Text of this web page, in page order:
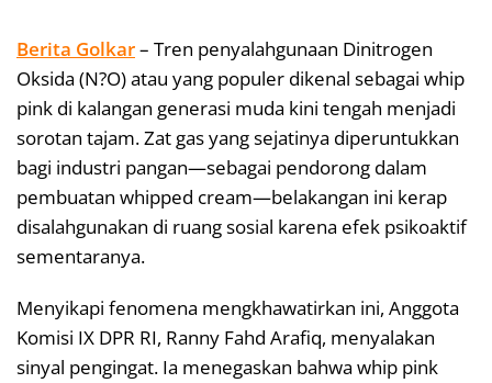
Berita Golkar– Tren penyalahgunaan Dinitrogen
Oksida (N?O) atau yang populer dikenal sebagai whip
pink di kalangan generasi muda kini tengah menjadi
sorotan tajam. Zat gas yang sejatinya diperuntukkan
bagi industri pangan—sebagai pendorong dalam
pembuatan whipped cream—belakangan ini kerap
disalahgunakan di ruang sosial karena efek psikoaktif
sementaranya.
Menyikapi fenomena mengkhawatirkan ini, Anggota
Komisi IX DPR RI, Ranny Fahd Arafiq, menyalakan
sinyal pengingat. Ia menegaskan bahwa whip pink